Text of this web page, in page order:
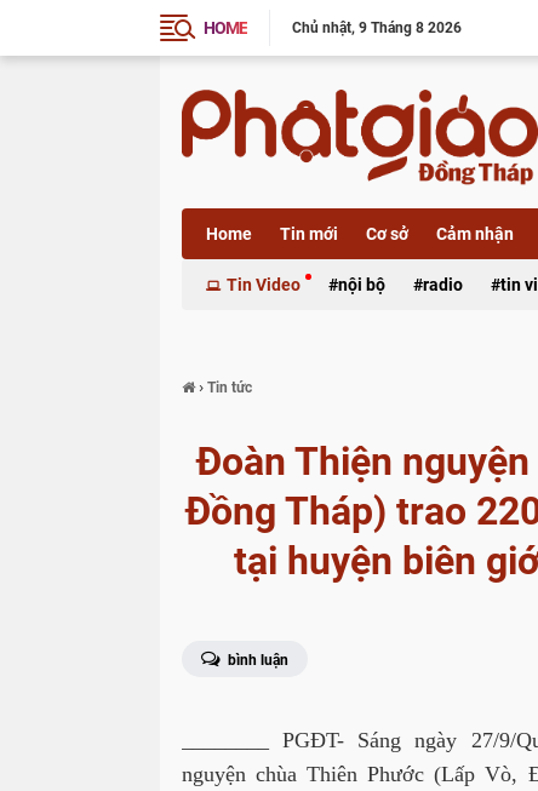
HOME Chủ nhật 9 Tháng 8 2026
Home Tin mới Cơ sở Cảm nhận
Xã luận
Tin Video nội bộ radio tin
› Tin tức
Đoàn Thiện
Đồng Tháp) trao
tại huyện biên
bình luận
________ PGĐT- Sáng ngày 27/9/
nguyện chùa Thiên Phước (Lấp Vò,